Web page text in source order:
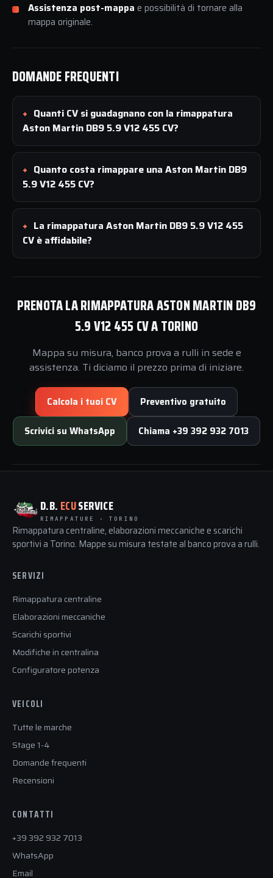
Assistenza post-mappa e possibilità di tornare alla
mappa originale.
DOMANDE FREQUENTI
Quanti CV si guadagnano con la rimappatura
Aston Martin DB9 5.9 V12 455 CV?
Quanto costa rimappare una Aston Martin DB9
5.9 V12 455 CV?
La rimappatura Aston Martin DB9 5.9 V12 455
CV è affidabile?
PRENOTA LA RIMAPPATURA ASTON MARTIN DB9
5.9 V12 455 CV A TORINO
Mappa su misura, banco prova a rulli in sede e
assistenza. Ti diciamo il prezzo prima di iniziare.
Calcola i tuoi CV Preventivo gratuito
Scrivici su WhatsApp Chiama +39 392 932 7013
D.B. ECUSERVICE
RIMAPPATURE · TORINO
Rimappatura centraline, elaborazioni meccaniche e scarichi
sportivi a Torino. Mappe su misura testate al banco prova a rulli.
SERVIZI
Rimappatura centraline
Elaborazioni meccaniche
Scarichi sportivi
Modifiche in centralina
Configuratore potenza
VEICOLI
Tutte le marche
Stage 1-4
Domande frequenti
Recensioni
CONTATTI
+39 392 932 7013
WhatsApp
Email